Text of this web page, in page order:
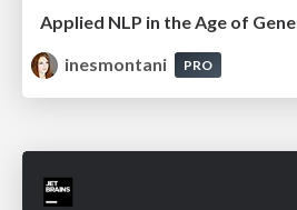
Applied NLP in the Age of
inesmontani
PRO